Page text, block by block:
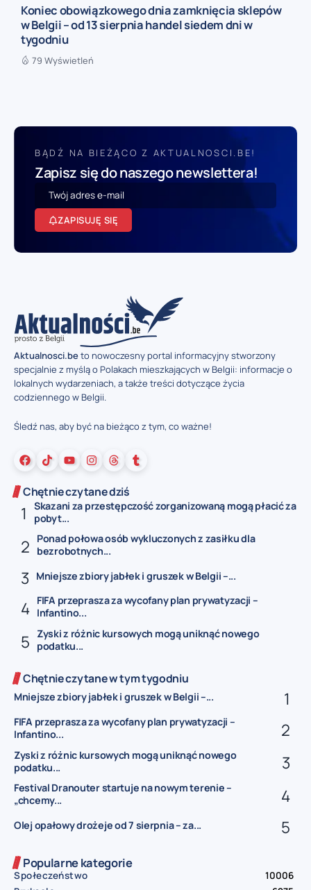
Koniec obowiązkowego dnia zamknięcia sklepów
w Belgii – od 13 sierpnia handel siedem dni w
tygodniu
79 Wyświetleń
BĄDŹ NA BIEŻĄCO Z AKTUALNOSCI.BE!
Zapisz się do naszego newslettera!
ZAPISUJĘ SIĘ
Aktualnosci.beto nowoczesny portal informacyjny stworzony
specjalnie z myślą o Polakach mieszkających w Belgii: informacje o
lokalnych wydarzeniach, a także treści dotyczące życia
codziennego w Belgii.
Śledź nas, aby być na bieżąco z tym, co ważne!
Chętnie czytane dziś
Skazani za przestępczość zorganizowaną mogą płacić za
pobyt...
Ponad połowa osób wykluczonych z zasiłku dla
bezrobotnych...
Mniejsze zbiory jabłek i gruszek w Belgii –...
FIFA przeprasza za wycofany plan prywatyzacji –
Infantino...
Zyski z różnic kursowych mogą uniknąć nowego
podatku...
Chętnie czytane w tym tygodniu
Mniejsze zbiory jabłek i gruszek w Belgii –...
FIFA przeprasza za wycofany plan prywatyzacji –
Infantino...
Zyski z różnic kursowych mogą uniknąć nowego
podatku...
Festival Dranouter startuje na nowym terenie –
„chcemy...
Olej opałowy drożeje od 7 sierpnia – za...
Popularne kategorie
Społeczeństwo
10006